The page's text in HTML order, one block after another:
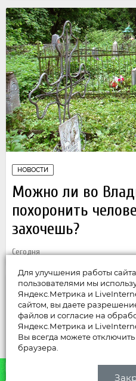
НОВОСТИ
Можно ли во
похоронить
захочешь?
Сегодня
Для улучшения работы
пользователями мы
Яндекс.Метрика и
сайтом, вы даете
файлов и согласие на
Яндекс.Метрика и
Вы всегда можете
браузера.